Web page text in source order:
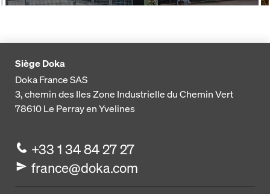
Siège Doka
Doka France SAS
3, chemin des IlesZone Industrielle du Chemin Vert
78610Le Perray en Yvelines
+33 1 34 84 27 27
france@doka.com